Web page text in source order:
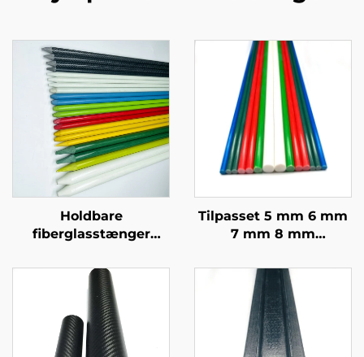
Holdbare
fiberglasstænger
fiberglasstænger til
golf træningsnet stativ
stolpe
Tilpasset 5 mm 6 mm
7 mm 8 mm
GFRP Pultrusion Solid
Fiberglas Pæl til
Landbrugspæl